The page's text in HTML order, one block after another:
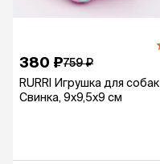
380 ₽759 ₽
RURRI Игрушка для собак
Свинка, 9х9,5х9 см